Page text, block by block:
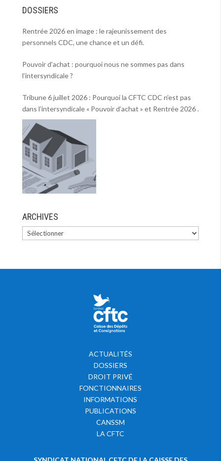
DOSSIERS
Rentrée 2026 en image : le rajeunissement des
personnels CDC, une chance et un défi.
Pouvoir d’achat : pourquoi nous ne sommes pas dans
l’intersyndicale ?
Tribune 6 juillet 2026 : Pourquoi la CFTC CDC n’est pas
dans l’intersyndicale « Pouvoir d’achat » et Rentrée 2026 .
ARCHIVES
ACTUALITÉS
DOSSIERS
DROIT PRIVÉ
FONCTIONNAIRES
INFORMATIONS
PUBLICATIONS
CANSSM
LA CFTC